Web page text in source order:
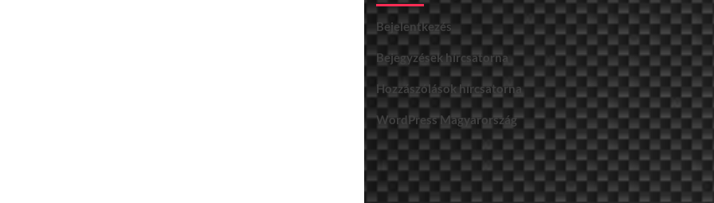
Bejelentkezés
Bejegyzések hírcsatorna
Hozzászólások hírcsatorna
WordPress Magyarország